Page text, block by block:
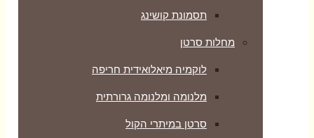
תסמונת קושינג
מחלות סרטן
לוקמיה מיאלואידית חריפה
מלנומה ומלנומה גרורתית
סרטן במיתרי הקול